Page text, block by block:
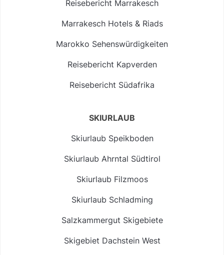
Reisebericht Marrakesch
Marrakesch Hotels & Riads
Marokko Sehenswürdigkeiten
Reisebericht Kapverden
Reisebericht Südafrika
SKIURLAUB
Skiurlaub Speikboden
Skiurlaub Ahrntal Südtirol
Skiurlaub Filzmoos
Skiurlaub Schladming
Salzkammergut Skigebiete
Skigebiet Dachstein West